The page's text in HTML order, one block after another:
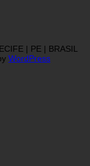
| PE | BRASIL
WordPress